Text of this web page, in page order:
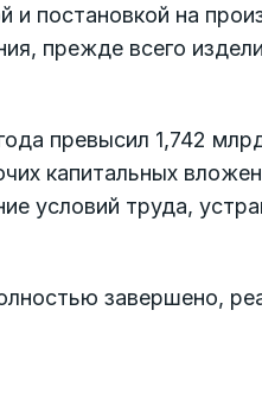
и постановкой на
прежде всего
превысил 1,742
капитальных
условий труда,
завершено,